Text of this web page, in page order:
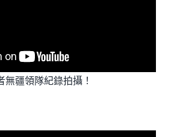
無疆領隊紀錄拍攝！